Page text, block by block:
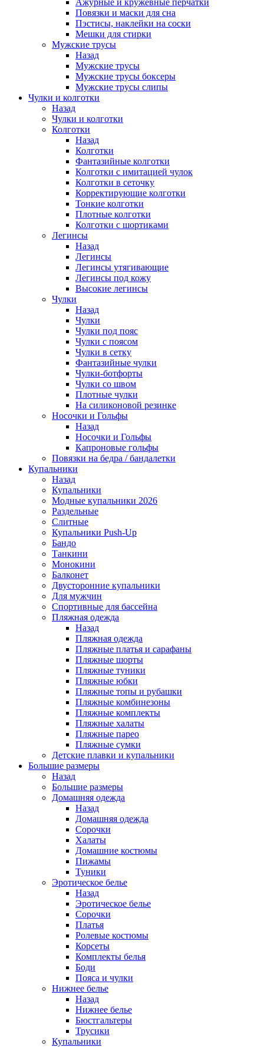
Ажурные и кружевные перчатки
Повязки и маски для сна
Пэстисы, наклейки на соски
Мешки для стирки
Мужские трусы
Назад
Мужские трусы
Мужские трусы боксеры
Мужские трусы слипы
Чулки и колготки
Назад
Чулки и колготки
Колготки
Назад
Колготки
Фантазийные колготки
Колготки с имитацией чулок
Колготки в сеточку
Корректирующие колготки
Тонкие колготки
Плотные колготки
Колготки с шортиками
Легинсы
Назад
Легинсы
Легинсы утягивающие
Легинсы под кожу
Высокие легинсы
Чулки
Назад
Чулки
Чулки под пояс
Чулки с поясом
Чулки в сетку
Фантазийные чулки
Чулки-ботфорты
Чулки со швом
Плотные чулки
На силиконовой резинке
Носочки и Гольфы
Назад
Носочки и Гольфы
Капроновые гольфы
Повязки на бедра / бандалетки
Купальники
Назад
Купальники
Модные купальники 2026
Раздельные
Слитные
Купальники Push-Up
Бандо
Танкини
Монокини
Балконет
Двусторонние купальники
Для мужчин
Спортивные для бассейна
Пляжная одежда
Назад
Пляжная одежда
Пляжные платья и сарафаны
Пляжные шорты
Пляжные туники
Пляжные юбки
Пляжные топы и рубашки
Пляжные комбинезоны
Пляжные комплекты
Пляжные халаты
Пляжные парео
Пляжные сумки
Детские плавки и купальники
Большие размеры
Назад
Большие размеры
Домашняя одежда
Назад
Домашняя одежда
Сорочки
Халаты
Домашние костюмы
Пижамы
Туники
Эротическое белье
Назад
Эротическое белье
Сорочки
Платья
Ролевые костюмы
Корсеты
Комплекты белья
Боди
Пояса и чулки
Нижнее белье
Назад
Нижнее белье
Бюстгальтеры
Трусики
Купальники